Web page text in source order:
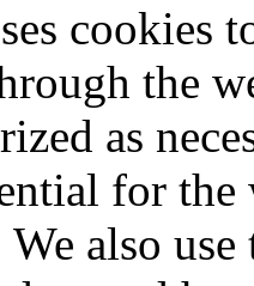
cookies
the
as
for
also